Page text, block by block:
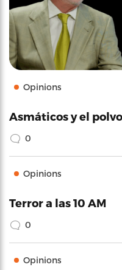
Opinions
Asmáticos y el
0
Opinions
Terror a las 10 AM
0
Opinions